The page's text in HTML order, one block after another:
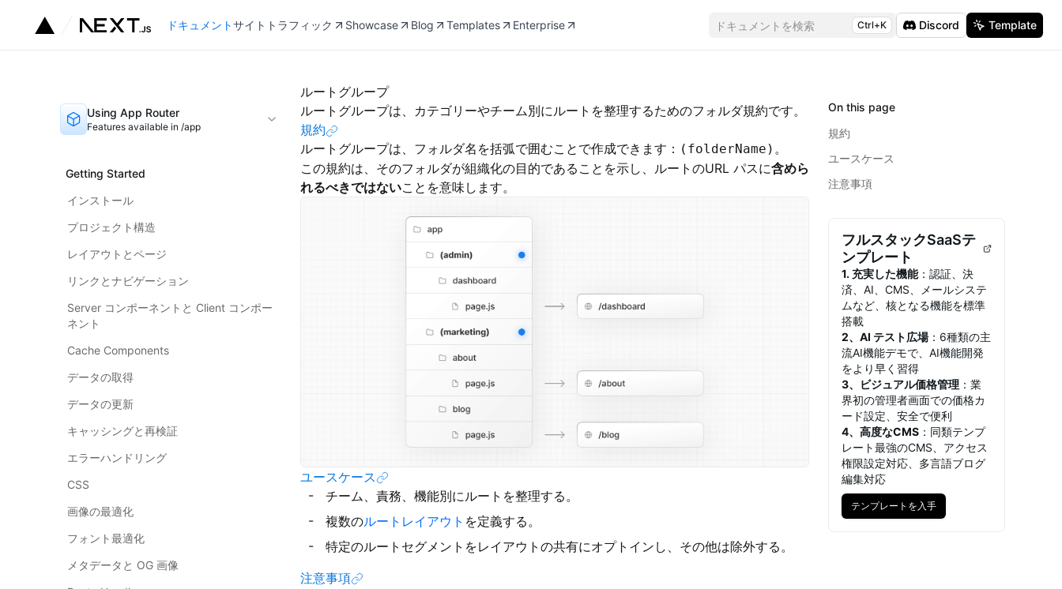
ドキュメントサイトトラフィック Showcase Blog Templates Enterprise ドキュメントを検索 Ctrl+K Discord Template
Using App Router
Features available in /app
Getting Started
インストール
プロジェクト構造
レイアウトとページ
リンクとナビゲーション
Server コンポーネントと Client コンポー
ネント
Cache Components
データの取得
データの更新
キャッシングと再検証
エラーハンドリング
CSS
画像の最適化
フォント最適化
メタデータと OG 画像
ルートグループ
ルートグループは、カテゴリーやチーム別にルートを整理するためのフォルダ規約です。
規約
ルートグループは、フォルダ名を括弧で囲むことで作成できます： (folderName) 。
この規約は、そのフォルダが組織化の目的であることを示し、ルートのURL パスに含めら
れるべきではないことを意味します。
ユースケース
チーム、責務、機能別にルートを整理する。
複数のルートレイアウト を定義する。
特定のルートセグメントをレイアウトの共有にオプトインし、その他は除外する。
注意事項
On this page
規約
ユースケース
注意事項
フルスタックSaaSテ
ンプレート
1. 充実した機能：認証、決
済、AI、CMS、メールシステ
ムなど、核となる機能を標準
搭載
2、AI テスト広場：6種類の主
流AI機能デモで、AI機能開発
をより早く習得
3、ビジュアル価格管理 ：業
界初の管理者画面での価格カ
ード設定、安全で便利
4、高度なCMS ：同類テンプ
レート最強のCMS、アクセス
権限設定対応、多言語ブログ
編集対応
テンプレートを入手テンプレートを入手